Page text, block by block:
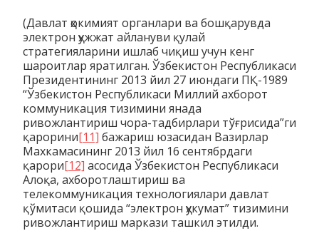
(Давлат ҳокимият органлари ва бошқарувда
электрон ҳужжат айлануви қулай
стратегияларини ишлаб чиқиш учун кенг
шароитлар яратилган. Ўзбекистон Республикаси
Президентининг 2013 йил 27 июндаги ПҚ-1989
“Ўзбекистон Республикаси Миллий ахборот
коммуникация тизимини янада
ривожлантириш чора-тадбирлари тўғрисида”ги
қарорини[11] бажариш юзасидан Вазирлар
Махкамасининг 2013 йил 16 сентябрдаги
қарори[12] асосида Ўзбекистон Республикаси
Алоқа, ахборотлаштириш ва
телекоммуникация технологиялари давлат
қўмитаси қошида “электрон ҳукумат” тизимини
ривожлантириш маркази ташкил этилди.